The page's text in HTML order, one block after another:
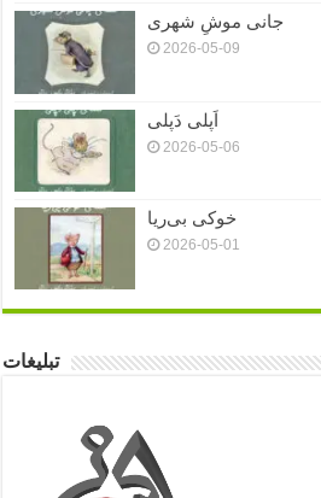
جانی موشِ شهری
2026-05-09
اَپلی دَپلی
2026-05-06
خوکی بی‌ریا
2026-05-01
تبلیغات